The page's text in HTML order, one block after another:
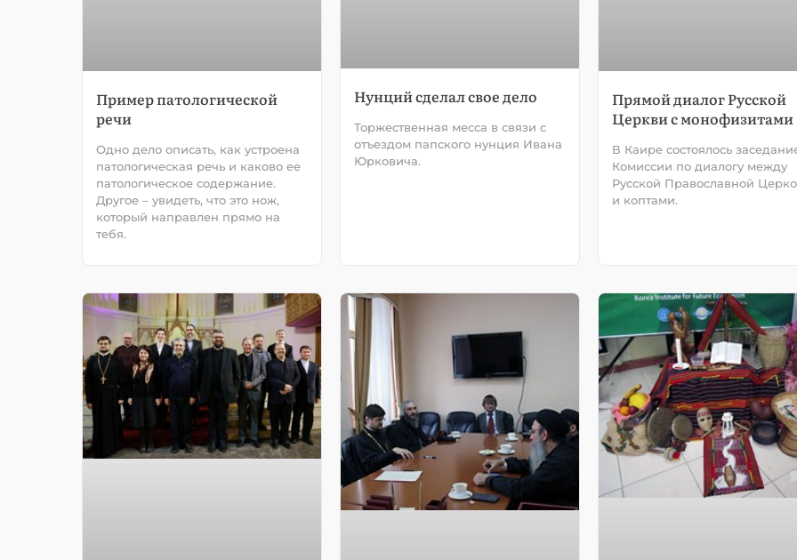
Пример патологической
речи
Одно дело описать, как устроена
патологическая речь и каково ее
патологическое содержание.
Другое – увидеть, что это нож,
который направлен прямо на
тебя.
Нунций сделал свое дело
Торжественная месса в связи с
отъездом папского нунция Ивана
Юрковича.
Прямой диалог Русской
Церкви с монофизитами
В Каире состоялось
Комиссии по диалогу между
Русской Православной
и коптами.